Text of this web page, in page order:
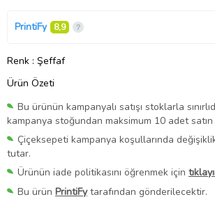
PrintiFy 8,9
Renk : Şeffaf
Ürün Özeti
Bu ürünün kampanyalı satışı stoklarla
kampanya stoğundan maksimum 10 adet
Çiçeksepeti kampanya koşullarında
tutar.
Ürünün iade politikasını öğrenmek için
Bu ürün PrintiFytarafından gönderilecektir.